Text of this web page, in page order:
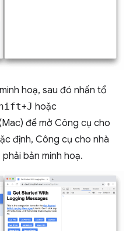
hoạ, sau đó nhấn tổ
+J hoặc
để mở Công cụ cho
định, Công cụ cho nhà
bản minh hoạ.